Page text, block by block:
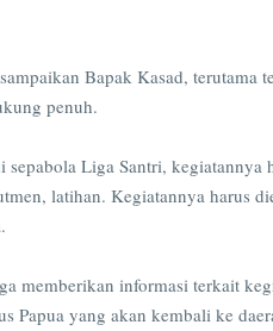
Bapak Kasad, terutama
penuh.
Liga Santri, kegiatannya
latihan. Kegiatannya harus
memberikan informasi terkait
Papua yang akan kembali ke